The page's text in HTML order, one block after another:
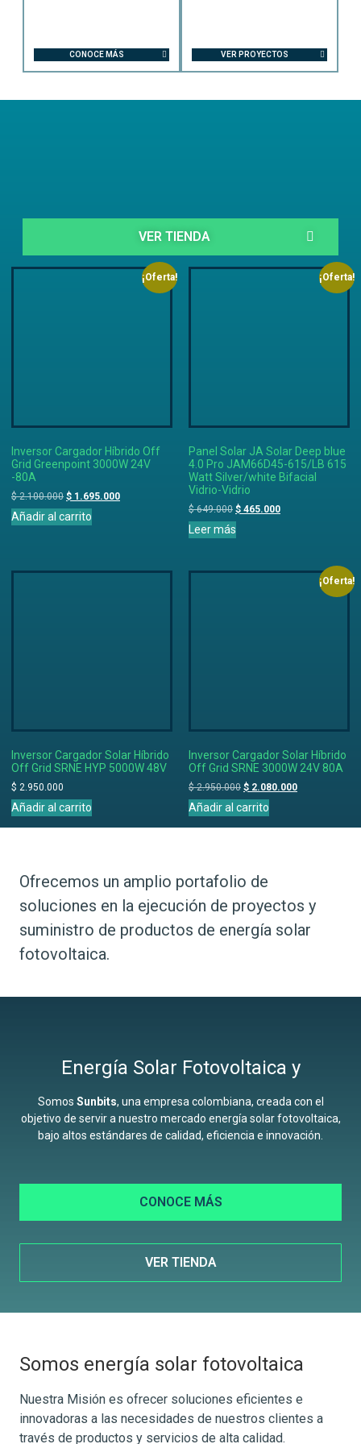
CONOCE MÁS VER PROYECTOS
VER TIENDA
¡Oferta!
Inversor Cargador Híbrido Off
Grid Greenpoint 3000W 24V
-80A
$2.100.000 $ 1.695.000
Añadir al carrito
¡Oferta!
Panel Solar JA Solar Deep blue
4.0 Pro JAM66D45-615/LB 615
Watt Silver/white Bifacial
Vidrio-Vidrio
$649.000 $ 465.000
Leer más
Inversor Cargador Solar Híbrido
Off Grid SRNE HYP 5000W 48V
$ 2.950.000
Añadir al carrito
¡Oferta!
Inversor Cargador Solar Híbrido
Off Grid SRNE 3000W 24V 80A
$2.950.000 $ 2.080.000
Añadir al carrito
Ofrecemos un amplio portafolio de
soluciones en la ejecución de proyectos y
suministro de productos de energía solar
fotovoltaica.
Energía Solar Fotovoltaica y
Somos Sunbits, una empresa colombiana, creada con el
objetivo de servir a nuestro mercado energía solar fotovoltaica,
bajo altos estándares de calidad, eficiencia e innovación.
CONOCE MÁS
VER TIENDA
Somos energía solar fotovoltaica
Nuestra Misión es ofrecer soluciones eficientes e
innovadoras a las necesidades de nuestros clientes a
través de productos y servicios de alta calidad.